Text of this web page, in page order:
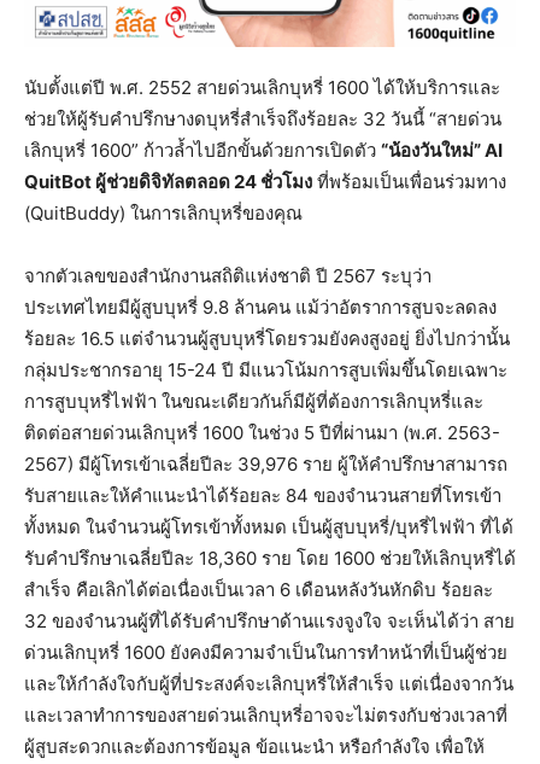
นับตั้งแต่ปี พ.ศ. 2552 สายด่วนเลิกบุหรี่ 1600 ได้ให้บริการและ
ช่วยให้ผู้รับคำปรึกษางดบุหรี่สำเร็จถึงร้อยละ 32 วันนี้ “สายด่วน
เลิกบุหรี่ 1600” ก้าวล้ำไปอีกขั้นด้วยการเปิดตัว “น้องวันใหม่” AI
QuitBot ผู้ช่วยดิจิทัลตลอด 24 ชั่วโมง ที่พร้อมเป็นเพื่อนร่วมทาง
(QuitBuddy) ในการเลิกบุหรี่ของคุณ
จากตัวเลขของสำนักงานสถิติแห่งชาติ ปี 2567 ระบุว่า
ประเทศไทยมีผู้สูบบุหรี่ 9.8 ล้านคน แม้ว่าอัตราการสูบจะลดลง
ร้อยละ 16.5 แต่จำนวนผู้สูบบุหรี่โดยรวมยังคงสูงอยู่ ยิ่งไปกว่านั้น
กลุ่มประชากรอายุ 15-24 ปี มีแนวโน้มการสูบเพิ่มขึ้นโดยเฉพาะ
การสูบบุหรี่ไฟฟ้า ในขณะเดียวกันก็มีผู้ที่ต้องการเลิกบุหรี่และ
ติดต่อสายด่วนเลิกบุหรี่ 1600 ในช่วง 5 ปีที่ผ่านมา (พ.ศ. 2563-
2567) มีผู้โทรเข้าเฉลี่ยปีละ 39,976 ราย ผู้ให้คําปรึกษาสามารถ
รับสายและให้คำแนะนำได้ร้อยละ 84 ของจำนวนสายที่โทรเข้า
ทั้งหมด ในจำนวนผู้โทรเข้าทั้งหมด เป็นผู้สูบบุหรี่/บุหรี่ไฟฟ้า ที่ได้
รับคำปรึกษาเฉลี่ยปีละ 18,360 ราย โดย 1600 ช่วยให้เลิกบุหรี่ได้
สำเร็จ คือเลิกได้ต่อเนื่องเป็นเวลา 6 เดือนหลังวันหักดิบ ร้อยละ
32 ของจำนวนผู้ที่ได้รับคำปรึกษาด้านแรงจูงใจ จะเห็นได้ว่า สาย
ด่วนเลิกบุหรี่ 1600 ยังคงมีความจำเป็นในการทำหน้าที่เป็นผู้ช่วย
และให้กำลังใจกับผู้ที่ประสงค์จะเลิกบุหรี่ให้สำเร็จ แต่เนื่องจากวัน
และเวลาทำการของสายด่วนเลิกบุหรี่อาจจะไม่ตรงกับช่วงเวลาที่
ผู้สูบสะดวกและต้องการข้อมูล ข้อแนะนำ หรือกำลังใจ เพื่อให้